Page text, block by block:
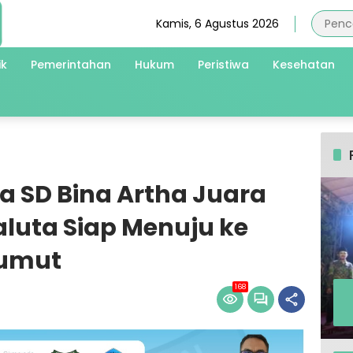
Kamis, 6 Agustus 2026
Pemerintahan Hukum Peristiwa Kesehatan
SD Bina Artha Juara
Siap Menuju ke
168